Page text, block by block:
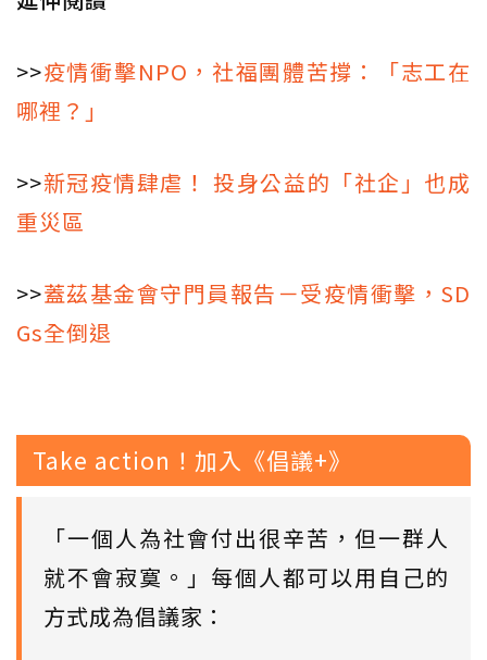
>>疫情衝擊NPO，社福團體苦撐：「志工在
哪裡？」
>>新冠疫情肆虐！ 投身公益的「社企」也成
重災區
>>蓋茲基金會守門員報告－受疫情衝擊，SD
Gs全倒退
Take action！加入《倡議+》
「一個人為社會付出很辛苦，但一群人
就不會寂寞。」每個人都可以用自己的
方式成為倡議家：